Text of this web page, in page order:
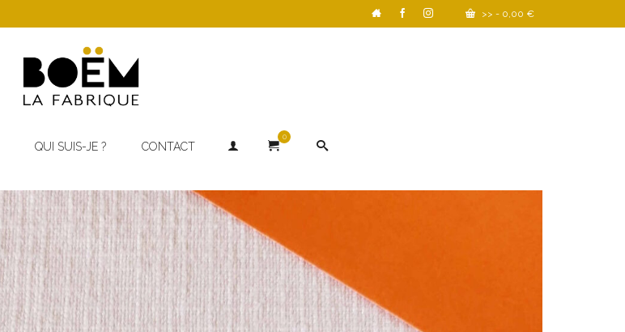
>> - 0,00 €
QUI SUIS-JE ? CONTACT
0